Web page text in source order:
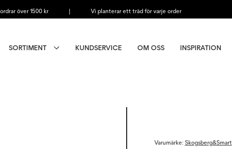
över 1500 kr | Vi planterar ett träd för varje order
SORTIMENT KUNDSERVICE OM OSS INSPIRATION
Varumärke: Skogsberg&Smart